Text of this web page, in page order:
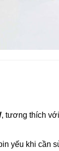
, tương thích
yếu khi cần